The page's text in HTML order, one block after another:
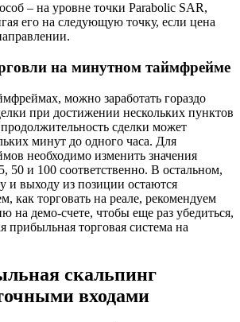
– на уровне точки Parabolic SAR,
его на следующую точку, если цена
на минутном таймфрейме
можно заработать гораздо
при достижении нескольких пунктов
сделки может
минут до одного часа. Для
необходимо изменить значения
50 и 100 соответственно. В остальном,
и выходу из позиции остаются
как торговать на реале, рекомендуем
на демо-счете, чтобы еще раз убедиться,
прибыльная торговая система на
скальпинг
входами